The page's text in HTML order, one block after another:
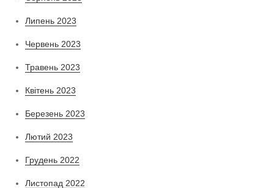
Липень 2023
Червень 2023
Травень 2023
Квітень 2023
Березень 2023
Лютий 2023
Грудень 2022
Листопад 2022